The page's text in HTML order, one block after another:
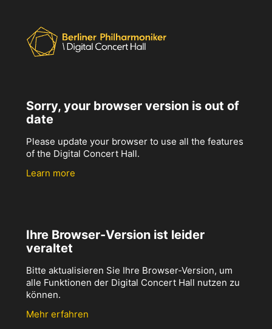
Sorry, your browser version is out of
date
Please update your browser to use all the features
of the Digital Concert Hall.
Learn more
Ihre Browser-Version ist leider
veraltet
Bitte aktualisieren Sie Ihre Browser-Version, um
alle Funktionen der Digital Concert Hall nutzen zu
können.
Mehr erfahren